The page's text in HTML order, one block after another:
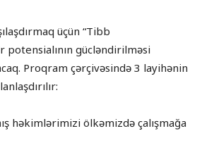
üçün “Tibb
potensialının gücləndirilməsi
Proqram çərçivəsində 3 layihənin
həkimlərimizi ölkəmizdə çalışmağa